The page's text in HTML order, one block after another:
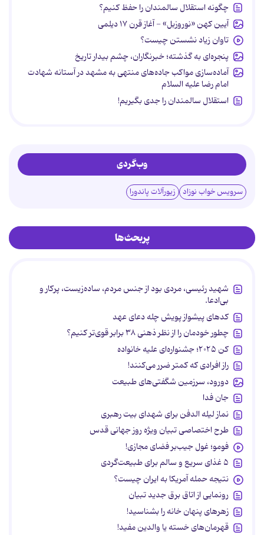
چگونه استقلال سالمندان را حفظ کنیم؟
آیین کهن «نوروزبل» - آغاز قرن ۱۷ دیلمی
تاوان زیاد نشستن چیست؟
پنجره‌ای به گذشته؛ خبرنگاران، چشم بیدار تاریخ
آماده‌سازی مواکب جاده‌های منتهی به مشهد در آستانه شهادت
امام رضا علیه السلام
استقلال سالمندان را جدی بگیریم!
وب‌گردی
سرویس خواب نوزاد زیورآلات پاندورا
پربحث‌ها
شهید رئیسی، مردی بود از جنس مردم، ساده‌زیست، پرکار و
بی‌ادعا.
کدهای پیشواز پویش چله دعای عهد
چطور خودمان را از نظر ذهنی ۳۸ برابر قوی‌تر کنیم؟
کن ۲۰۲۵؛ جشنواره‌ای علیه خانواده
راز افرادی که کمتر ضرر می‌کنند!
دورود، سرزمین شگفتی‌های طبیعت
جان فدا
نماز لیله الدفن برای شهدای بیت رهبری
طرح اختصاصی تبیان ویژه روز جهانی قدس
فومو؛ غول جیب‌بر فضای مجازی!
۵ غذای سریع و سالم برای طبیعت‌گردی
نتیجه حمله آمریکا به ایران چیست؟
رونمایی از اتاق برق جدید تبیان
زهرهای پنهان خانه را بشناسید!
قهرمان‌های خسته یا والدین مفید!